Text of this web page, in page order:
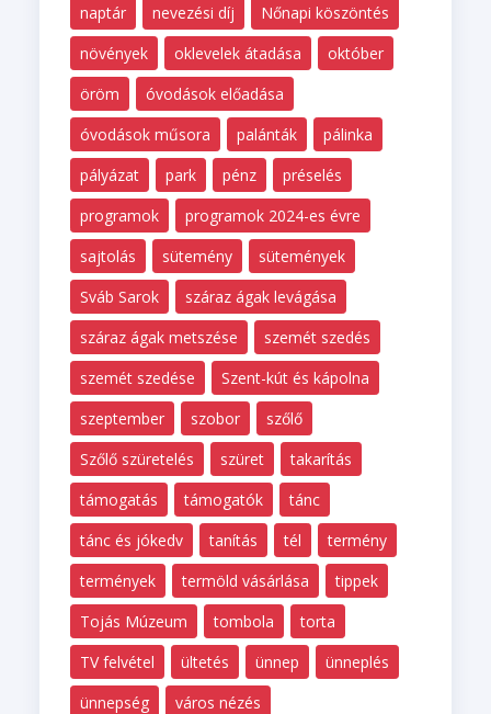
naptár
nevezési díj
Nőnapi köszöntés
növények
oklevelek átadása
október
öröm
óvodások előadása
óvodások műsora
palánták
pálinka
pályázat
park pénz
préselés
programok
programok 2024-es évre
sajtolás
sütemény
sütemények
Sváb Sarok
száraz ágak levágása
száraz ágak metszése
szemét szedés
szemét szedése
Szent-kút és kápolna
szeptember
szobor
szőlő
Szőlő szüretelés
szüret
takarítás
támogatás
támogatók
tánc
tánc és jókedv
tanítás tél
termény
termények
termöld vásárlása
tippek
Tojás Múzeum
tombola
torta
TV felvétel
ültetés ünnep
ünneplés
ünnepség
város nézés